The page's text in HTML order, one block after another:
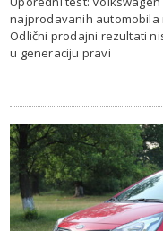
najprodavanih automobila
Odlični prodajni rezultati
u generaciju pravi